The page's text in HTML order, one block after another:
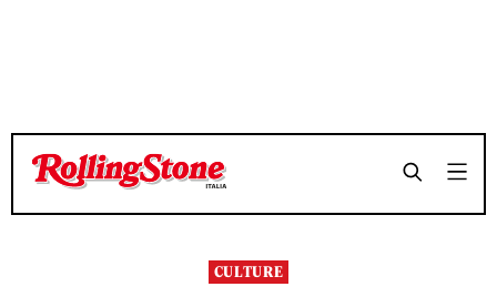
TEMPO DI LETTURA 8 MINUTI SHARE
TEMPO DI LETTURA 8 MINUTI SHARE
CULTURE